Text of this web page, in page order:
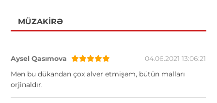
MÜZAKIRƏ
Aysel Qasımova
04.06.2021 13:06:21
Mən bu dükandan çox alver etmişəm, bütün malları
orjinaldır.